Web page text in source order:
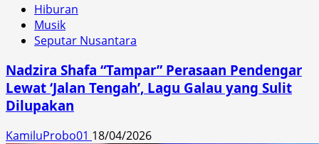
Hiburan
Musik
Seputar Nusantara
Nadzira Shafa “Tampar” Perasaan Pendengar
Lewat ‘Jalan Tengah’, Lagu Galau yang Sulit
Dilupakan
KamiluProbo01 18/04/2026